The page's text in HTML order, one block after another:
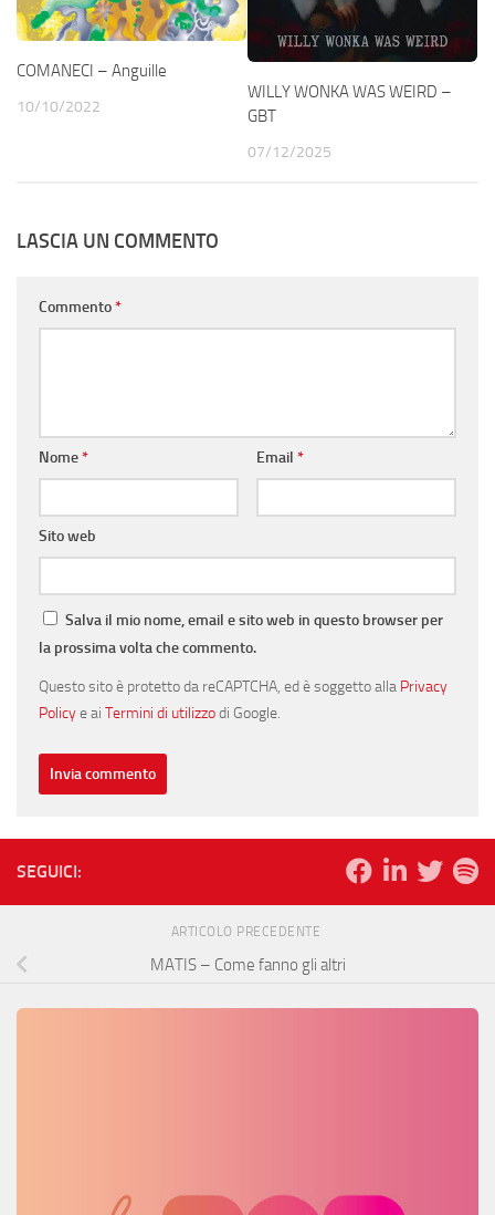
COMANECI – Anguille
10/10/2022
WILLY WONKA WAS WEIRD –
GBT
07/12/2025
LASCIA UN COMMENTO
Commento*
Nome* Email *
Sito web
Salva il mio nome, email e sito web in questo browser per
la prossima volta che commento.
Questo sito è protetto da reCAPTCHA, ed è soggetto alla Privacy
Policye ai Termini di utilizzodi Google.
SEGUICI:
ARTICOLO PRECEDENTE
MATIS – Come fanno gli altri